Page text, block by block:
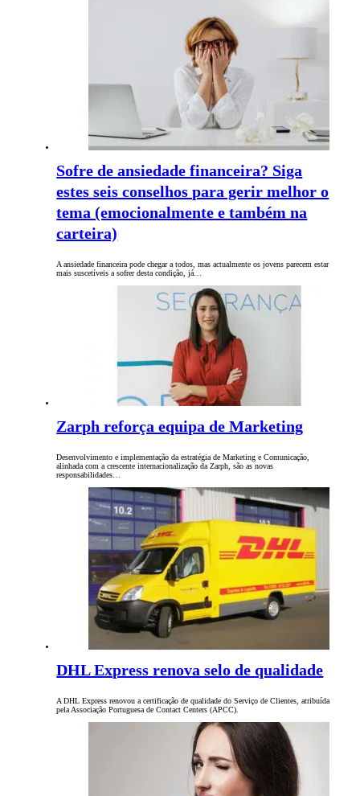
Sofre de ansiedade financeira? Siga
estes seis conselhos para gerir melhor o
tema (emocionalmente e também na
carteira)
A ansiedade financeira pode chegar a todos, mas actualmente os jovens parecem estar
mais suscetíveis a sofrer desta condição, já…
Zarph reforça equipa de Marketing
Desenvolvimento e implementação da estratégia de Marketing e Comunicação,
alinhada com a crescente internacionalização da Zarph, são as novas
responsabilidades…
DHL Express renova selo de qualidade
A DHL Express renovou a certificação de qualidade do Serviço de Clientes, atribuída
pela Associação Portuguesa de Contact Centers (APCC).